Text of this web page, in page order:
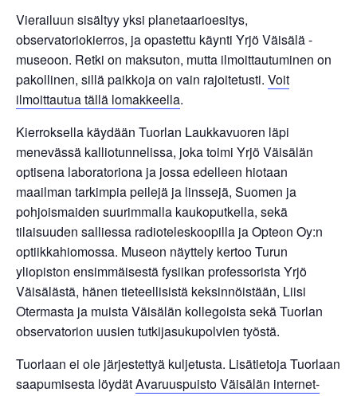
Vierailuun sisältyy yksi planetaarioesitys,
observatoriokierros, ja opastettu käynti Yrjö Väisälä -
museoon. Retki on maksuton, mutta ilmoittautuminen on
pakollinen, sillä paikkoja on vain rajoitetusti. Voit
ilmoittautua tällä lomakkeella.
Kierroksella käydään Tuorlan Laukkavuoren läpi
menevässä kalliotunnelissa, joka toimi Yrjö Väisälän
optisena laboratoriona ja jossa edelleen hiotaan
maailman tarkimpia peilejä ja linssejä, Suomen ja
pohjoismaiden suurimmalla kaukoputkella, sekä
tilaisuuden salliessa radioteleskoopilla ja Opteon Oy:n
optiikkahiomossa. Museon näyttely kertoo Turun
yliopiston ensimmäisestä fysiikan professorista Yrjö
Väisälästä, hänen tieteellisistä keksinnöistään, Liisi
Otermasta ja muista Väisälän kollegoista sekä Tuorlan
observatorion uusien tutkijasukupolvien työstä.
Tuorlaan ei ole järjestettyä kuljetusta. Lisätietoja Tuorlaan
saapumisesta löydätAvaruuspuisto Väisälän internet-